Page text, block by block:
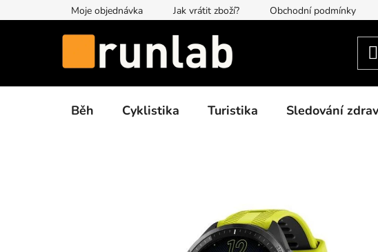
na
Moje objednávka Jak vrátit zboží? Obchodní podmínky
Běh Cyklistika Turistika Sledování